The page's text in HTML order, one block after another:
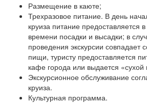
Размещение в каюте;
Трехразовое питание. В день
круиза питание предоставляется
времени посадки и высадки; в
проведения экскурсии
пищи, туристу предоставляется
кафе города или выдается «сухой
Экскурсионное обслуживание
круиза.
Культурная программа.